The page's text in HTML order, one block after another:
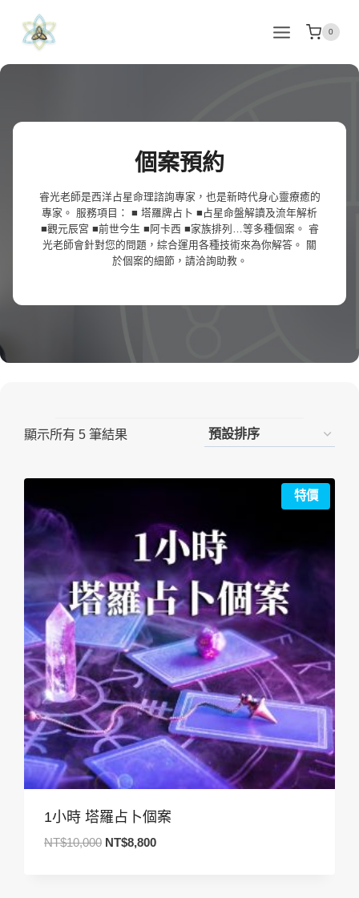
0
個案預約
睿光老師是西洋占星命理諮詢專家，也是新時代身心靈療癒的
專家。 服務項目： ■ 塔羅牌占卜 ■占星命盤解讀及流年解析
■觀元辰宮 ■前世今生 ■阿卡西 ■家族排列…等多種個案。 睿
光老師會針對您的問題，綜合運用各種技術來為你解答。 關
於個案的細節，請洽詢助教。
顯示所有 5 筆結果
特價
1小時 塔羅占卜個案
NT$10,000 原
NT$8,800目